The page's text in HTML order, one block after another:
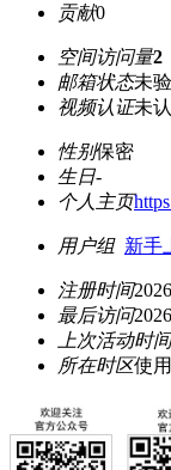
贡献0
空间访问量2
邮箱状态未
视频认证未
性别保密
生日-
个人主页
用户组 新手
注册时间
最后访问
上次活动时间
所在时区使